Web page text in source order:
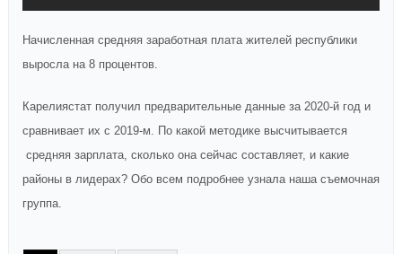
Начисленная средняя заработная плата жителей республики
выросла на 8 процентов.
Карелиястат получил предварительные данные за 2020-й год и
сравнивает их с 2019-м. По какой методике высчитывается
средняя зарплата, сколько она сейчас составляет, и какие
районы в лидерах? Обо всем подробнее узнала наша съемочная
группа.